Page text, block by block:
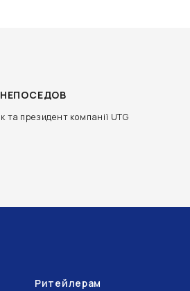
та президент компанії UTG
Ритейлерам